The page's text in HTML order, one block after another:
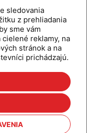
sledovania
z prehliadania
sme vám
reklamy, na
stránok a na
prichádzajú.
tipy